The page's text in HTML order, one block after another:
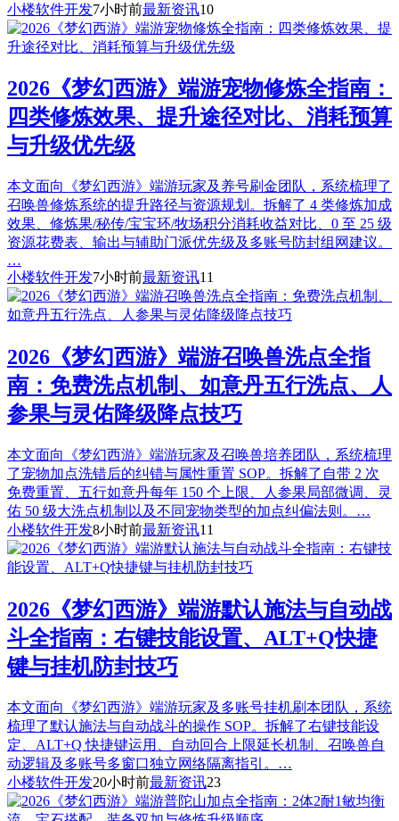
小楼软件开发7小时前最新资讯10
2026《梦幻西游》端游宠物修炼全指南：
四类修炼效果、提升途径对比、消耗预算
与升级优先级
本文面向《梦幻西游》端游玩家及养号刷金团队，系统梳理了
召唤兽修炼系统的提升路径与资源规划。拆解了 4 类修炼加成
效果、修炼果/秘传/宝宝环/牧场积分消耗收益对比、0 至 25 级
资源花费表、输出与辅助门派优先级及多账号防封组网建议。
…
小楼软件开发7小时前最新资讯11
2026《梦幻西游》端游召唤兽洗点全指
南：免费洗点机制、如意丹五行洗点、人
参果与灵佑降级降点技巧
本文面向《梦幻西游》端游玩家及召唤兽培养团队，系统梳理
了宠物加点洗错后的纠错与属性重置 SOP。拆解了自带 2 次
免费重置、五行如意丹每年 150 个上限、人参果局部微调、灵
佑 50 级大洗点机制以及不同宠物类型的加点纠偏法则。…
小楼软件开发8小时前最新资讯11
2026《梦幻西游》端游默认施法与自动战
斗全指南：右键技能设置、ALT+Q快捷
键与挂机防封技巧
本文面向《梦幻西游》端游玩家及多账号挂机刷本团队，系统
梳理了默认施法与自动战斗的操作 SOP。拆解了右键技能设
定、ALT+Q 快捷键运用、自动回合上限延长机制、召唤兽自
动逻辑及多账号多窗口独立网络隔离指引。…
小楼软件开发20小时前最新资讯23